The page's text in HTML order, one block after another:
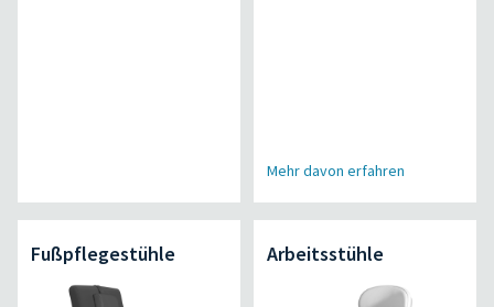
Mehr davon erfahren
Fußpflegestühle Arbeitsstühle